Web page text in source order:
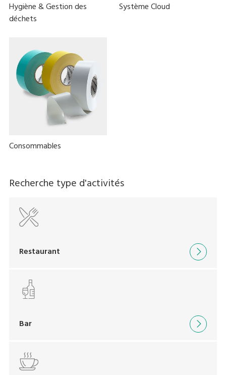
Hygiène & Gestion des
déchets
Système Cloud
Consommables
Recherche type d'activités
Restaurant
Bar